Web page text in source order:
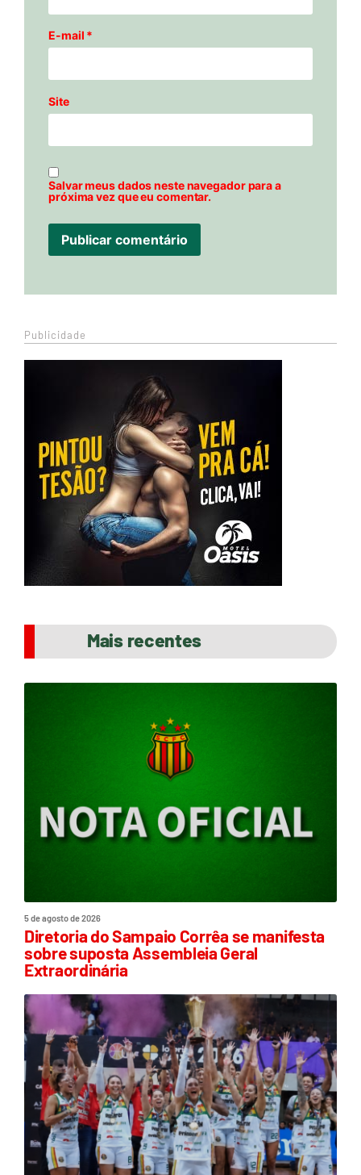
E-mail *
Site
Salvar meus dados neste navegador para a
próxima vez que eu comentar.
Publicidade
Mais recentes
5 de agosto de 2026
Diretoria do Sampaio Corrêa se manifesta
sobre suposta Assembleia Geral
Extraordinária